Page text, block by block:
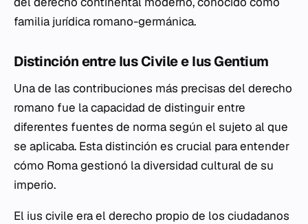
familia jurídica romano-germánica.
Distinción entre Ius Civile e Ius Gentium
Una de las contribuciones más precisas del derecho
romano fue la capacidad de distinguir entre
diferentes fuentes de norma según el sujeto al que
se aplicaba. Esta distinción es crucial para entender
cómo Roma gestionó la diversidad cultural de su
imperio.
El ius civile era el derecho propio de los ciudadanos